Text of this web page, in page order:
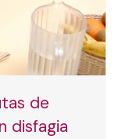
de
disfagia